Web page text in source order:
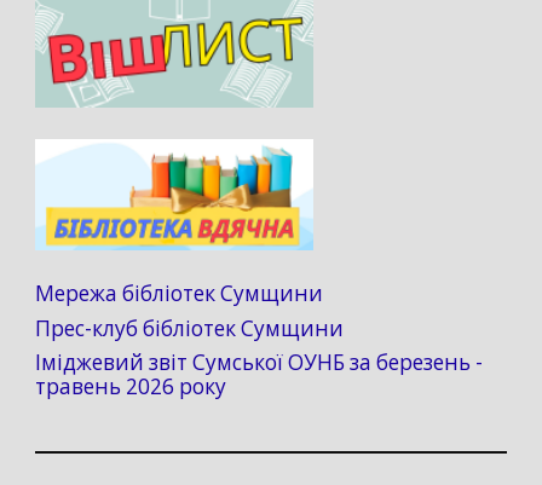
Мережа бібліотек Сумщини
Прес-клуб бібліотек Сумщини
Іміджевий звіт Сумської ОУНБ за березень -
травень 2026 року